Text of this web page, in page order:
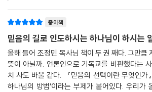
기대하는 마음
종이책
믿음의 길로 인도하시는 하나님이 하시는
올해 들어 조정민 목사님 책이 두 권 째다. 그만큼
뜻이 아닐까. 언론인으로 기독교를 비판했다는
치 사도 바울 같다. 『믿음의 선택이란 무엇인가』는 ‘믿음을 빚어 가시는
하나님의 방법’이라는 부제가 붙어있다. 우리가